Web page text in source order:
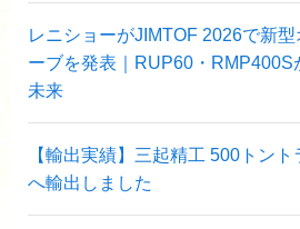
レニショーがJIMTOF 2026で新
ーブを発表｜RUP60・RMP400S
未来
【輸出実績】三起精工 500トン
へ輸出しました